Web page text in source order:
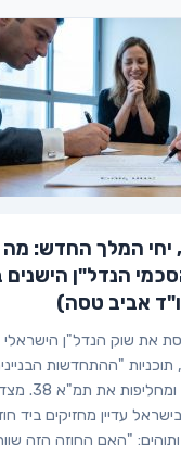
המלך החדש: מה
אביב טסה)
2026 תופסת את שוק הנדל"ן
"ההתחדשות
רצות בערים
עדיין מחזיקים ביד
או 2023, ותוהים: "האם החוזה